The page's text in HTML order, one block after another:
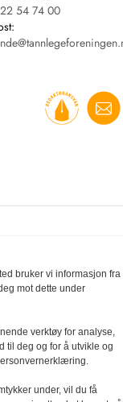
22 54 74 00
bruker vi informasjon fra
mot dette under
verktøy for analyse,
til deg og for å utvikle og
under, vil du få